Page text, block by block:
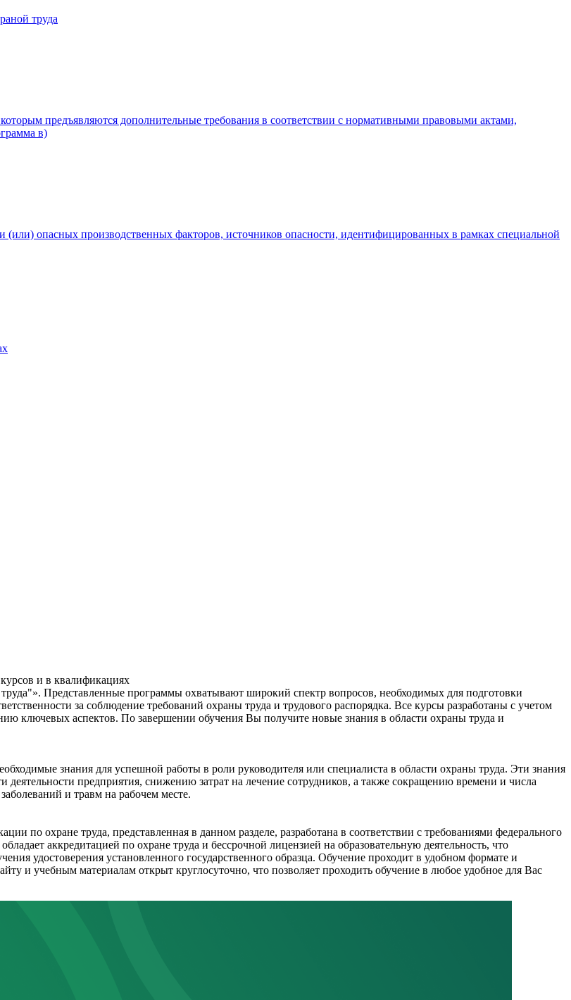
труда
предъявляются дополнительные требования в соответствии с нормативными правовыми актами,
в)
опасных производственных факторов, источников опасности, идентифицированных в рамках специальной
и в квалификациях
Представленные программы охватывают широкий спектр вопросов, необходимых для подготовки
за соблюдение требований охраны труда и трудового распорядка. Все курсы разработаны с учетом
ключевых аспектов. По завершении обучения Вы получите новые знания в области охраны труда и
знания для успешной работы в роли руководителя или специалиста в области охраны труда. Эти знания
предприятия, снижению затрат на лечение сотрудников, а также сокращению времени и числа
и травм на рабочем месте.
по охране труда, представленная в данном разделе, разработана в соответствии с требованиями федерального
аккредитацией по охране труда и бессрочной лицензией на образовательную деятельность, что
удостоверения установленного государственного образца. Обучение проходит в удобном формате и
и учебным материалам открыт круглосуточно, что позволяет проходить обучение в любое удобное для Вас